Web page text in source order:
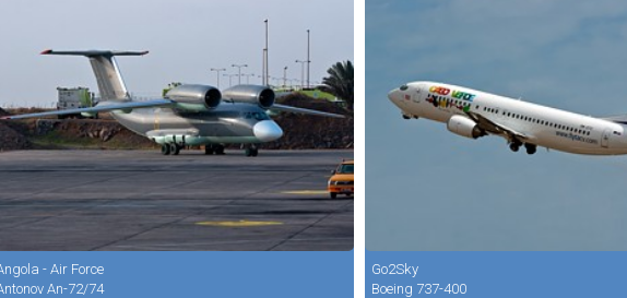
- Air Force
An-72/74
Go2Sky
Boeing 737-400